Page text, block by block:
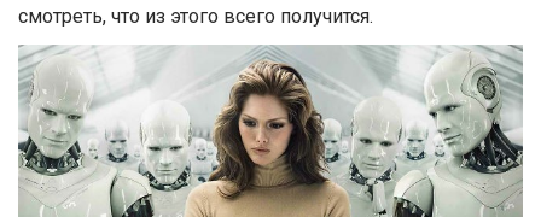
смотреть, что из этого всего получится.